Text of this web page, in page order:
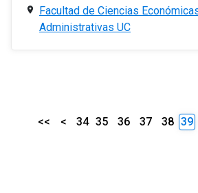
Facultad de Ciencias
Administrativas UC
<< < 34 35 36 37 38 39